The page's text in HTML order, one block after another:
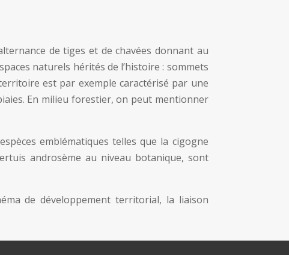
de tiges et de chavées donnant au
naturels hérités de l’histoire : sommets
est par exemple caractérisé par une
En milieu forestier, on peut mentionner
emblématiques telles que la cigogne
androsème au niveau botanique, sont
de développement territorial, la liaison